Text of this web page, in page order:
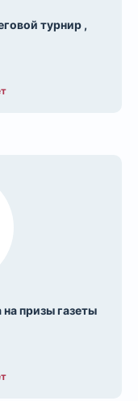
турнир ,
призы газеты